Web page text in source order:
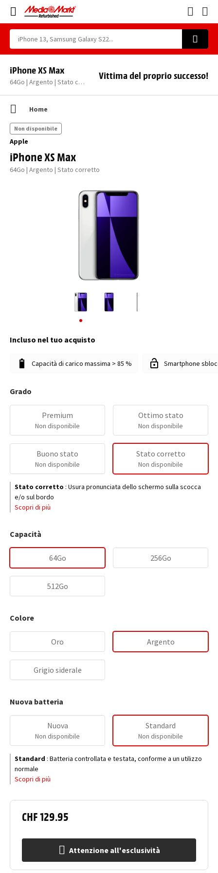
iPhone XS Max
64Go | Argento | Stato corretto
Vittima del proprio successo!
Home
Apple
iPhone XS Max
64Go | Argento | Stato corretto
Non disponibile
Incluso nel tuo acquisto
Capacità di carico massima > 85 % Smartphone
CHF 129.95
Attenzione all'esclusività
Grado
Premium
Non disponibile
Ottimo stato
Non disponibile
Buono stato
Non disponibile
Stato corretto
Non disponibile
Stato corretto : Usura pronunciata dello schermo sulla scocca
e/o sul bordo
Scopri di più
Capacità
64Go 256Go
512Go
Colore
Oro Argento
Grigio siderale
Nuova batteria
Nuova
Non disponibile
Standard
Non disponibile
Standard : Batteria controllata e testata, conforme a un utilizzo
normale
Scopri di più